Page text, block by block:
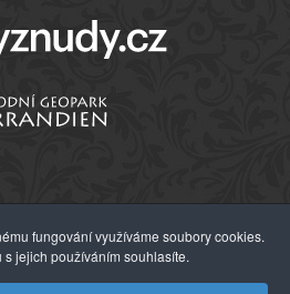
muzeum v Plzni
fungování využíváme soubory cookies.
s jejich používáním souhlasíte.